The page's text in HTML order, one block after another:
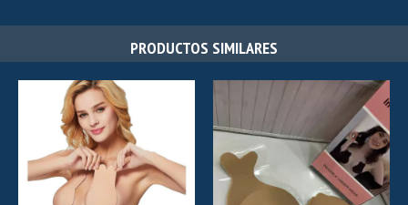
PRODUCTOS SIMILARES